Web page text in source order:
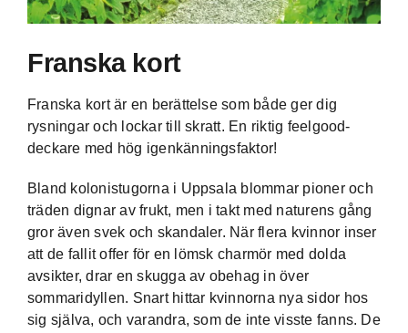
Franska kort
Franska kort är en berättelse som både ger dig
rysningar och lockar till skratt. En riktig feelgood-
deckare med hög igenkänningsfaktor!
Bland kolonistugorna i Uppsala blommar pioner och
träden dignar av frukt, men i takt med naturens gång
gror även svek och skandaler. När flera kvinnor inser
att de fallit offer för en lömsk charmör med dolda
avsikter, drar en skugga av obehag in över
sommaridyllen. Snart hittar kvinnorna nya sidor hos
sig själva, och varandra, som de inte visste fanns. De